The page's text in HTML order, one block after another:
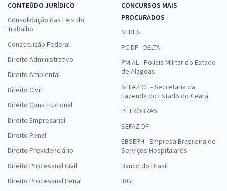
CONTEÚDO JURÍDICO
Consolidação das Leis do
Trabalho
Constituição Federal
Direito Administrativo
Direito Ambiental
Direito Civil
Direito Constitucional
Direito Empresarial
Direito Penal
Direito Previdenciário
Direito Processual Civil
Direito Processual Penal
CONCURSOS MAIS
PROCURADOS
SEDES
PC DF - DELTA
PM AL - Polícia Militar do Estado
de Alagoas
SEFAZ CE - Secretaria da
Fazenda do Estado do Ceará
PETROBRAS
SEFAZ DF
EBSERH - Empresa Brasileira de
Serviços Hospitalares
Banco do Brasil
IBGE